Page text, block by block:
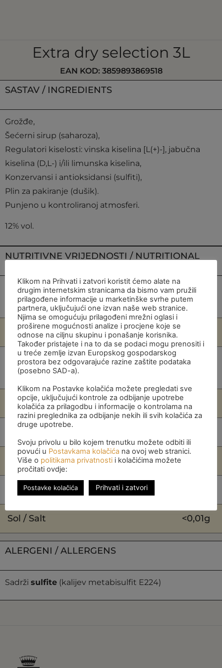
Extra dry selection 3L
EAN KOD: 3859893869518
SASTAV / INGREDIENTS
Grožđe,
Šećerni sirup (saharoza),
Regulatori kiselosti: vinska kiselina [L(+)-], jabučna
kiselina (D,L-) i/ili limunska kiselina,
Konzervansi i antioksidansi (sulfiti),
Plin za pakiranje (dušik).
Punjeno u kontroliranoj atmosferi.
12% vol.
NUTRITIVNE VRIJEDNOSTI / NUTRITIONAL
Energija: / Energy
310 kJ /
75 kcal
Masti / Fats
od toga zasićene masne kiseline /
of which saturated fatty acids
0g
Ugljikohidrati / Carbohydrates 1,8g
od čega šećeri / of which sugars
Vlakna / Fibers
Bjelančevine / Protein
Sol / Salt <0,01g
ALERGENI / ALLERGENS
Sadrži sulfite (kalijev metabisulfit E224)
Klikom na Prihvati i zatvori koristit ćemo alate na
drugim internetskim stranicama da bismo vam pružili
prilagođene informacije u marketinške svrhe putem
partnera, uključujući one izvan naše web stranice.
Njima se omogućuju prilagođeni mrežni oglasi i
proširene mogućnosti analize i procjene koje se
odnose na ciljnu skupinu i ponašanje korisnika.
Također pristajete i na to da se podaci mogu prenositi i
u treće zemlje izvan Europskog gospodarskog
prostora bez odgovarajuće razine zaštite podataka
(posebno SAD-a).
Klikom na Postavke kolačića možete pregledati sve
opcije, uključujući kontrole za odbijanje upotrebe
kolačića za prilagodbu i informacije o kontrolama na
razini preglednika za odbijanje nekih ili svih kolačića za
druge upotrebe.
Svoju privolu u bilo kojem trenutku možete odbiti ili
povući u Postavkama kolačića na ovoj web stranici.
Više o politikama privatnosti i kolačićima možete
pročitati ovdje:
Postavke kolačića Prihvati i zatvori